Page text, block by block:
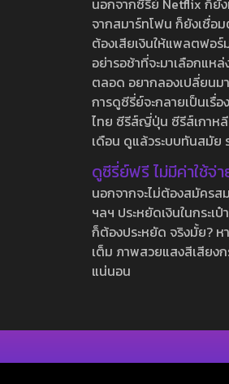
นอกจากซีรี่ย์ Netflix ก็ยัง
จากสมาร์ทโฟน ก็ยังเชื่อ
ต้องเสียเงินให้แพลตฟอร์
อย่ารอช้าที่จะมาเลือกแห
ตลอด อยากลองเปลี่ยนม
การดูซีรี่ย์จะกลายเป็นเรื่
ไทย ซีรีส์ญี่ปุ่น ซีรีส์เกาห
เดือน ดูแล้วระบบทันสมัย
ดูซีรี่ย์ฟรี ไม่มีค่าใช้จ่า
นอกจากจะไม่ต้องสมัคร
ฯลฯ ประหยัดเงินในกระเ
ก็ต้องประหยัด จริงมั้ย?
เต็ม ภาพสวยแสงสีเสียง
แน่นอน